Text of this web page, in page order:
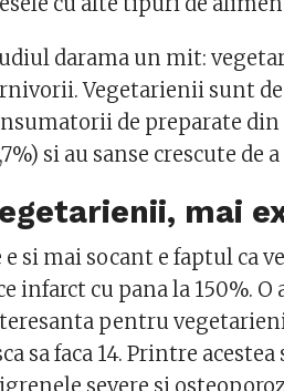
darama un mit:
Vegetarienii sunt
de preparate din
si au sanse crescute de
mai
e si mai socant e faptul ca
infarct cu pana la 150%.
pentru
sa faca 14. Printre